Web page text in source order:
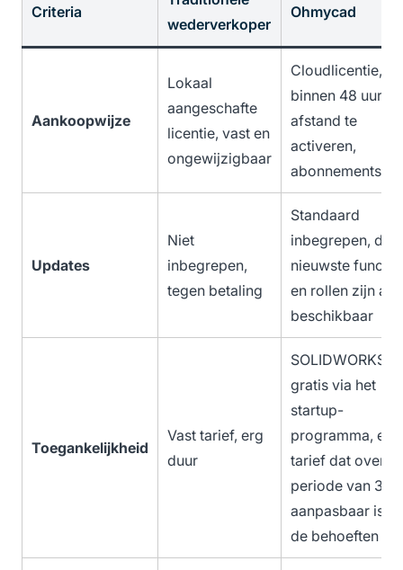
Criteria
wederverkoper
Ohmycad
Aankoopwijze
Lokaal
aangeschafte
licentie, vast en
ongewijzigbaar
Cloudlicentie,
binnen 48 uur op
afstand te
activeren,
Updates
Niet
inbegrepen,
tegen betaling
Standaard
inbegrepen, de
nieuwste
en rollen zijn
beschikbaar
Toegankelijkheid
Vast tarief, erg
duur
SOLIDWORKS 1
gratis via het
startup-
programma, een
tarief dat over
periode van 3
aanpasbaar is
de behoeften